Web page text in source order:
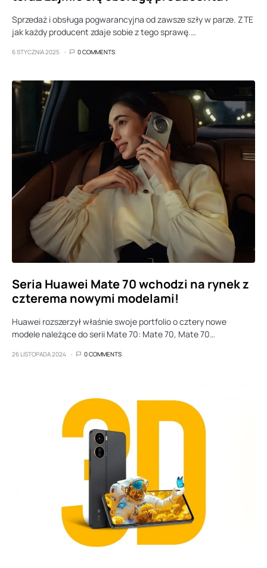
Sprzedaż i obsługa pogwarancyjna od zawsze szły w parze. ZTE
jak każdy producent zdaje sobie z tego sprawę.…
6 STYCZNIA 2025 0 COMMENTS
Seria Huawei Mate 70 wchodzi na rynek z
czterema nowymi modelami!
Huawei rozszerzył właśnie swoje portfolio o cztery nowe
modele należące do serii Mate 70: Mate 70, Mate 70…
26 LISTOPADA 2024 0 COMMENTS